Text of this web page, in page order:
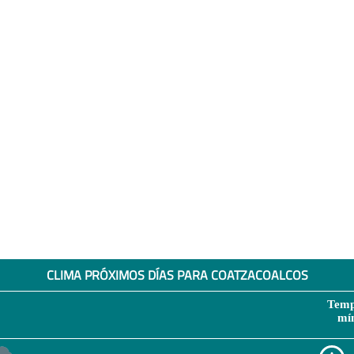
CLIMA PRÓXIMOS DÍAS PARA COATZACOALCOS